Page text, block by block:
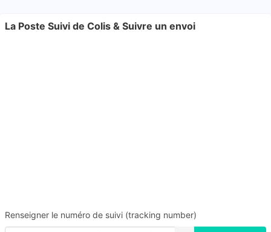
La Poste Suivi de Colis & Suivre un envoi
Renseigner le numéro de suivi (tracking number)